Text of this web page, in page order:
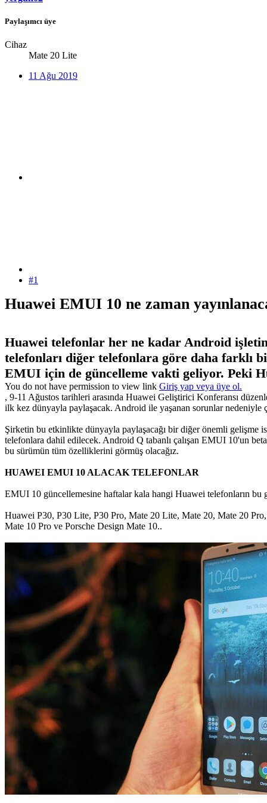
Paylaşımcı üye
Cihaz
Mate 20 Lite
11 Ağu 2019
#1
Huawei EMUI 10 ne zaman
Huawei telefonlar her ne kadar Android
telefonları diğer telefonlara göre daha farklı
EMUI için de güncelleme vakti geliyor. Peki
You do not have permission to view link Giriş yap veya üye ol.
, 9-11 Ağustos tarihleri arasında Huawei Geliştirici Konferansı
ilk kez dünyayla paylaşacak. Android ile yaşanan sorunlar nedeniyle
Şirketin bu etkinlikte dünyayla paylaşacağı bir diğer önemli
telefonlara dahil edilecek. Android Q tabanlı çalışan EMUI 10'un
bu sürümün tüm özelliklerini görmüş olacağız.
HUAWEI EMUI 10 ALACAK TELEFONLAR
EMUI 10 güncellemesine haftalar kala hangi Huawei telefonların bu
Huawei P30, P30 Lite, P30 Pro, Mate 20 Lite, Mate 20, Mate 20
Mate 10 Pro ve Porsche Design Mate 10..